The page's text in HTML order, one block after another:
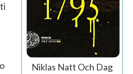
Niklas Natt Och Dag